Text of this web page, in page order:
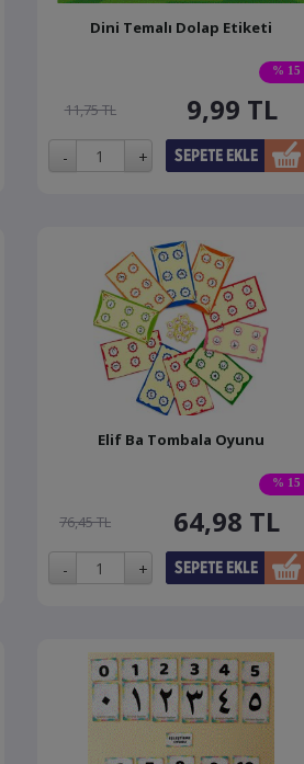
% 15
Dini Temalı Dolap Etiketi
11,75 TL 9,99 TL
% 15
Elif Ba Tombala Oyunu
76,45 TL 64,98 TL